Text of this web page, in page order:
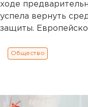
ходе
успела вернуть
защиты.
Общество